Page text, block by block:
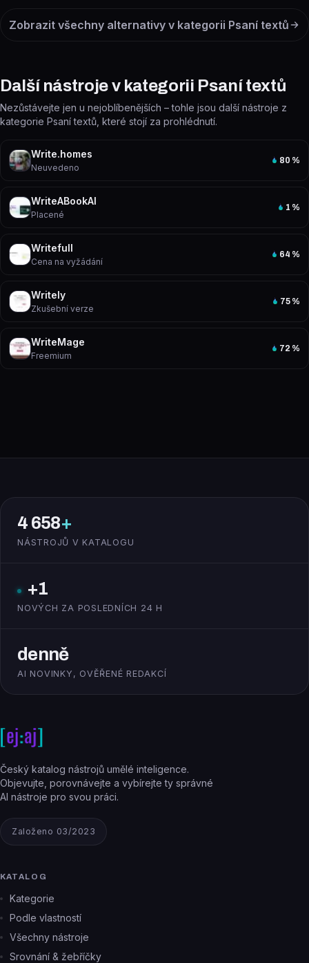
Zobrazit všechny alternativy v kategorii Psaní textů
Další nástroje v kategorii Psaní textů
Nezůstávejte jen u nejoblíbenějších – tohle jsou další nástroje z
kategorie Psaní textů, které stojí za prohlédnutí.
Write.homes
Neuvedeno
80 %
WriteABookAI
Placené
1 %
Writefull
Cena na vyžádání
64 %
Writely
Zkušební verze
75 %
WriteMage
Freemium
72 %
4 658+
NÁSTROJŮ V KATALOGU
+1
NOVÝCH ZA POSLEDNÍCH 24 H
denně
AI NOVINKY, OVĚŘENÉ REDAKCÍ
Český katalog nástrojů umělé inteligence.
Objevujte, porovnávejte a vybírejte ty správné
AI nástroje pro svou práci.
Založeno 03/2023
KATALOG
Kategorie
Podle vlastností
Všechny nástroje
Srovnání & žebříčky